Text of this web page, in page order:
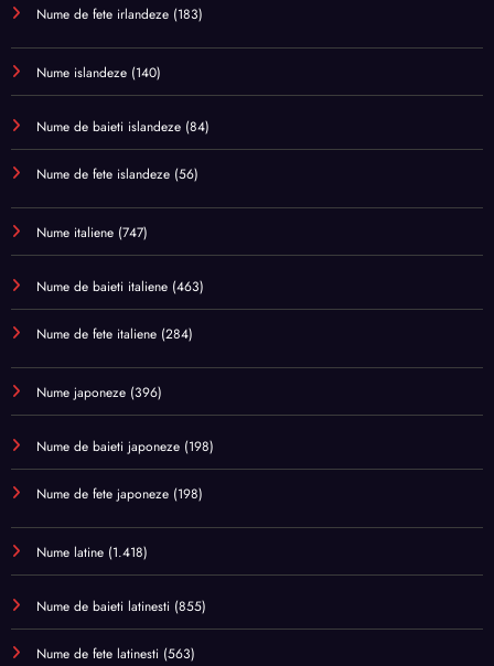
Nume de fete irlandeze (183)
Nume islandeze (140)
Nume de baieti islandeze (84)
Nume de fete islandeze (56)
Nume italiene (747)
Nume de baieti italiene (463)
Nume de fete italiene (284)
Nume japoneze (396)
Nume de baieti japoneze (198)
Nume de fete japoneze (198)
Nume latine (1.418)
Nume de baieti latinesti (855)
Nume de fete latinesti (563)